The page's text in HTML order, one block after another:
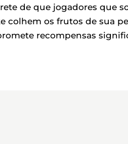
de que jogadores que
os frutos de sua
recompensas